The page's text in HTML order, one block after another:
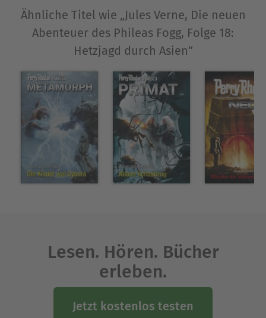
Ähnliche Titel wie „Jules Verne, Die neuen
Abenteuer des Phileas Fogg, Folge 18:
Hetzjagd durch Asien“
Lesen. Hören. Bücher
erleben.
Jetzt kostenlos testen